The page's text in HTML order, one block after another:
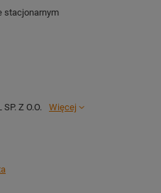
stacjonarnym
SP. Z O.O. Więcej